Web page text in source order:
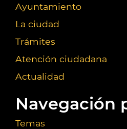
Ayuntamiento
La ciudad
Trámites
Atención ciudadana
Actualidad
Navegación
Temas